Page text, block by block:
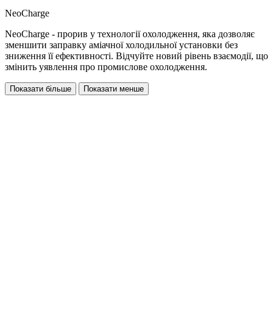
NeoCharge
NeoCharge - прорив у технології охолодження, яка дозволяє
зменшити заправку аміачної холодильної установки без
зниження її ефективності. Відчуйте новий рівень взаємодії, що
змінить уявлення про промислове охолодження.
Показати більше Показати менше